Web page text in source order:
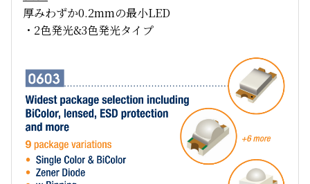
厚みわずか0.2mmの最小LED
・2色発光&3色発光タイプ